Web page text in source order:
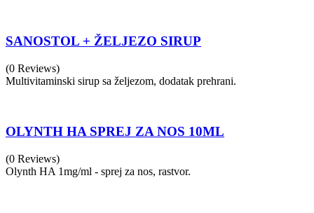
SANOSTOL + ŽELJEZO SIRUP
(0 Reviews)
Multivitaminski sirup sa željezom, dodatak prehrani.
OLYNTH HA SPREJ ZA NOS 10ML
(0 Reviews)
Olynth HA 1mg/ml - sprej za nos, rastvor.